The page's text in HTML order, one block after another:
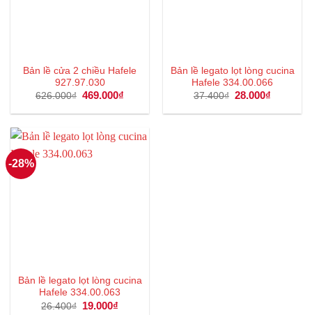
Bản lề cửa 2 chiều Hafele
927.97.030
626.000₫ Giá
là:
469.000₫
tại
469.000₫.
Bản lề legato lọt lòng cucina
Hafele 334.00.066
37.400₫ Giá
là:
28.000₫
tại
-28%
Bản lề legato lọt lòng cucina
Hafele 334.00.063
26.400₫
Giá
19.000₫